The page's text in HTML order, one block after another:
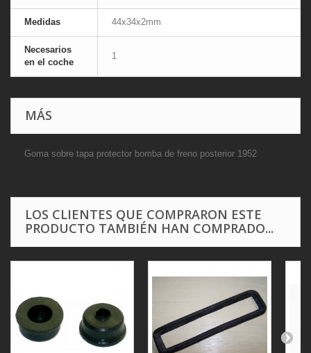
Medidas 44x34x2mm
Necesarios
en el coche
1
MÁS
Goma sobre tapa protector bomba de freno posterior 1952
LOS CLIENTES QUE COMPRARON ESTE
PRODUCTO TAMBIÉN HAN COMPRADO...